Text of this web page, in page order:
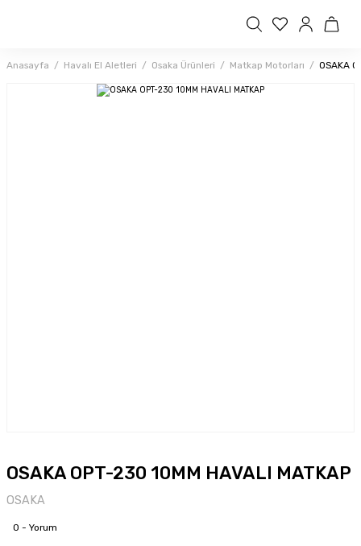
Anasayfa Havalı El Aletleri Osaka Ürünleri Matkap Motorları OSAKA
OSAKA OPT-230 10MM HAVALI MATKAP
OSAKA
0 - Yorum